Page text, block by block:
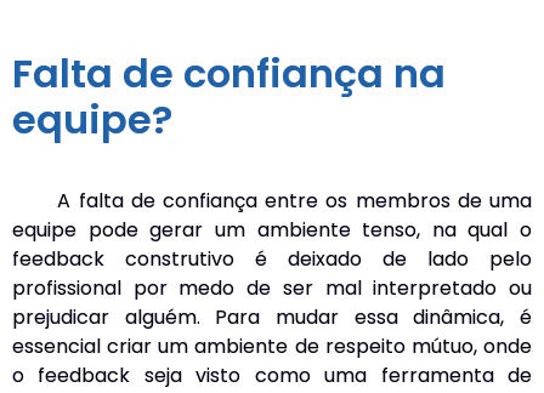
Falta de confiança na
equipe?
A falta de confiança entre os membros de uma
equipe pode gerar um ambiente tenso, na qual o
feedback construtivo é deixado de lado pelo
profissional por medo de ser mal interpretado ou
prejudicar alguém. Para mudar essa dinâmica, é
essencial criar um ambiente de respeito mútuo, onde
o feedback seja visto como uma ferramenta de